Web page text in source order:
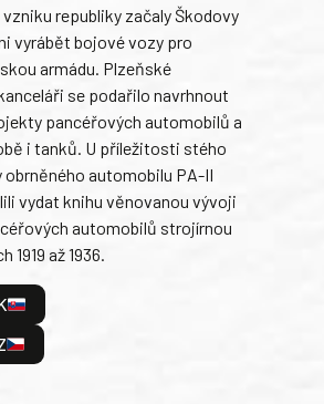
republiky začaly Škodovy
vyrábět bojové vozy pro
armádu. Plzeňské
se podařilo navrhnout
pancéřových automobilů a
i tanků. U příležitosti stého
obrněného automobilu PA-II
vydat knihu věnovanou vývoji
automobilů strojírnou
1919 až 1936.